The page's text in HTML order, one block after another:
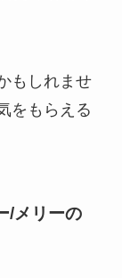
もしれませ
をもらえる
/メリーの